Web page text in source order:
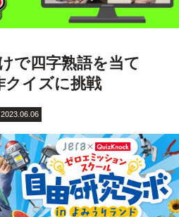
で四字熟語を当て
クイズに挑戦
2023.06.06